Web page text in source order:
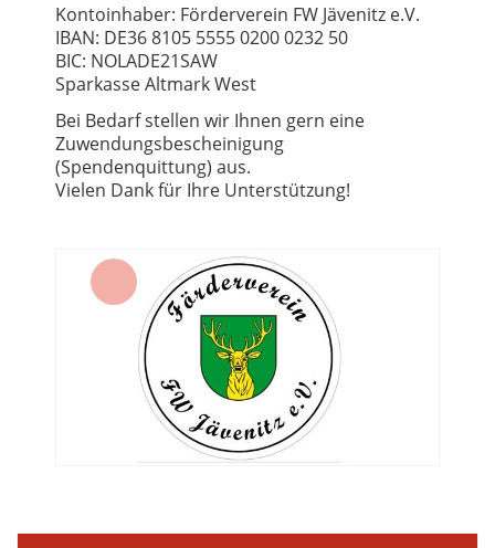
Kontoinhaber: Förderverein FW Jävenitz e.V.
IBAN: DE36 8105 5555 0200 0232 50
BIC: NOLADE21SAW
Sparkasse Altmark West
Bei Bedarf stellen wir Ihnen gern eine
Zuwendungsbescheinigung
(Spendenquittung) aus.
Vielen Dank für Ihre Unterstützung!